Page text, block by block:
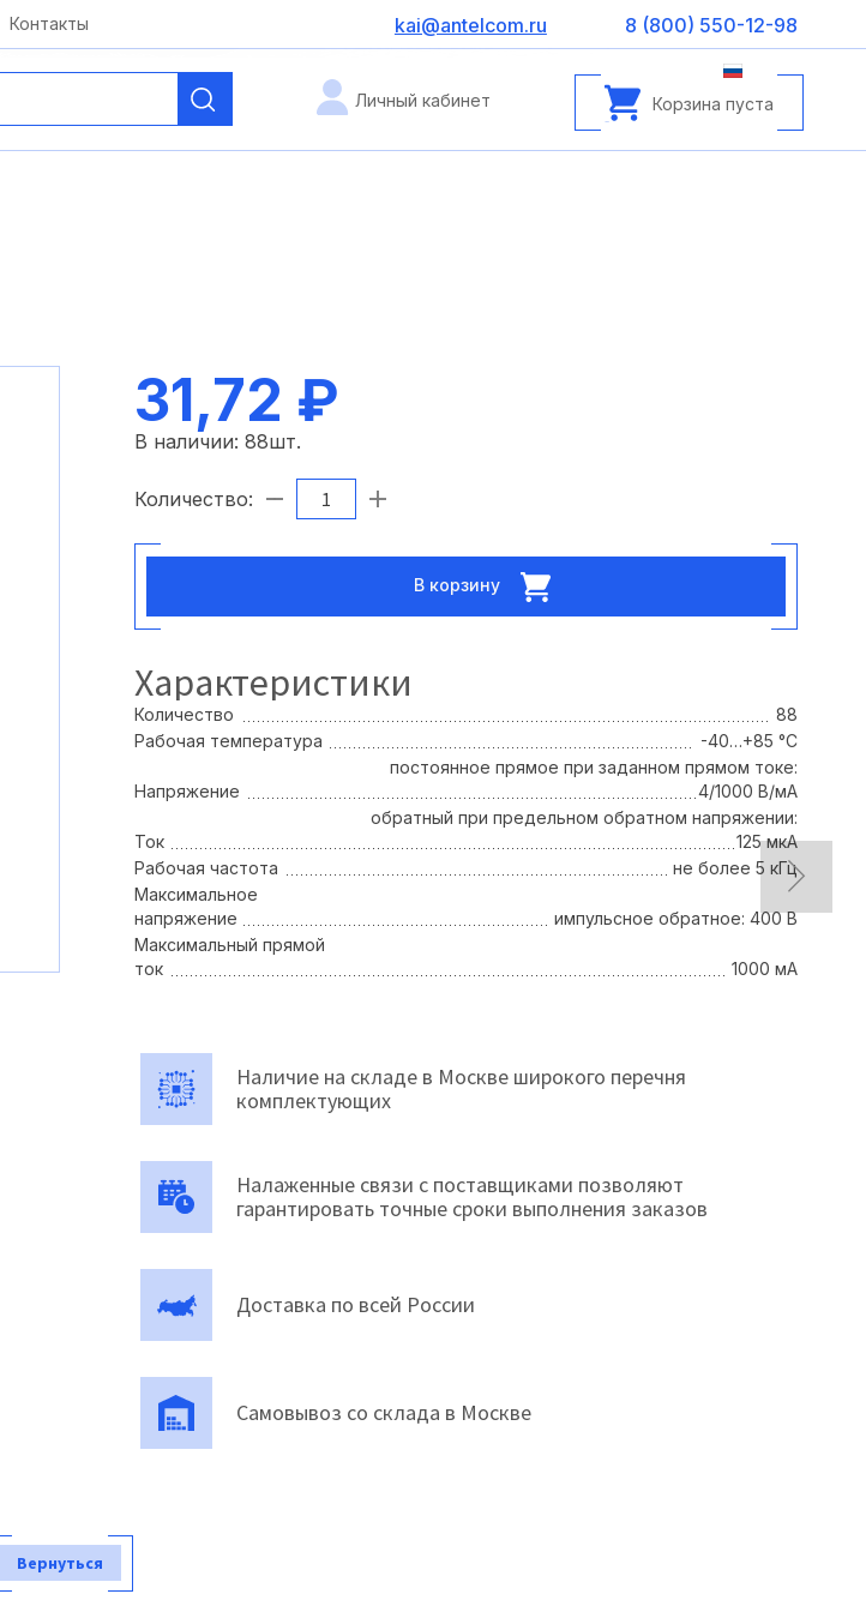
c 08:00 до 20:00
Контакты 8 (800) 550-12-98
kai@antelcom.ru
Корзина пуста
Личный кабинет
31,72 ₽
В наличии: 88шт.
Количество:
В корзину
Характеристики
Количество
88
Рабочая температура
-40…+85 °С
Напряжение
постоянное прямое при заданном прямом токе:
4/1000 В/мА
Ток
обратный при предельном обратном напряжении:
125 мкА
Рабочая частота
не более 5 кГц
Максимальное
напряжение
импульсное обратное: 400 В
Максимальный прямой
ток
1000 мА
Наличие на складе в Москве широкого перечня
комплектующих
Налаженные связи с поставщиками позволяют
гарантировать точные сроки выполнения заказов
Доставка по всей России
Самовывоз со склада в Москве
Вернуться